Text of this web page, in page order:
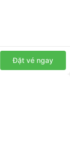
Đặt vé ngay